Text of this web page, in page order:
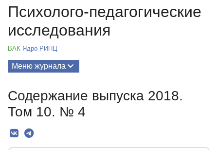
КЛЮЧЕВЫЕ СЛОВА
Психолого-педагогические
исследования
ВАК Ядро РИНЦ
Меню журнала
О Журнале
Редколлегия
Содержание выпуска 2018.
Том 10. № 4